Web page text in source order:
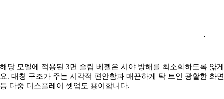
해당 모델에 적용된 3면 슬림 베젤은 시야 방해를 최소화하도록 얇
요. 대칭 구조가 주는 시각적 편안함과 매끈하게 탁 트인 광활한 화
등 다중 디스플레이 셋업도 용이합니다.